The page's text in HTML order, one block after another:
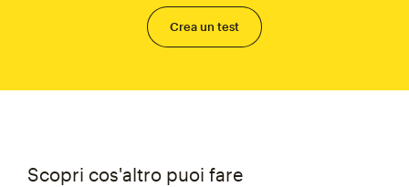
Crea un test
Scopri cos'altro puoi fare